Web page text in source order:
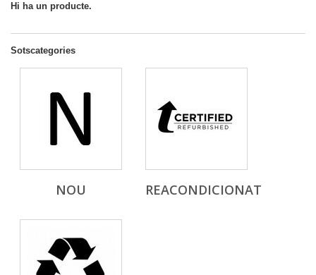
Hi ha un producte.
Sotscategories
NOU REACONDICIONAT